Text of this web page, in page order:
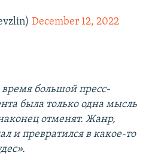
December 12, 2022
время большой пресс-
была только одна мысль
отменят. Жанр,
и превратился в какое-то